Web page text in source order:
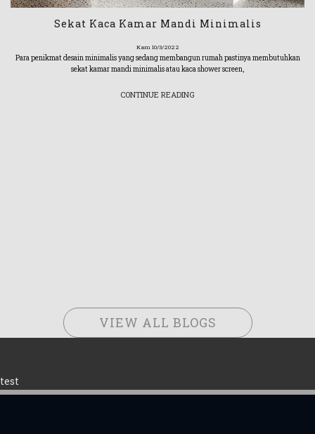
Sekat Kaca Kamar Mandi Minimalis
Kam 10/3/2022
Para penikmat desain minimalis yang sedang membangun rumah pastinya membutuhkan
sekat kamar mandi minimalis atau kaca shower screen,
CONTINUE READING
VIEW ALL BLOGS
test